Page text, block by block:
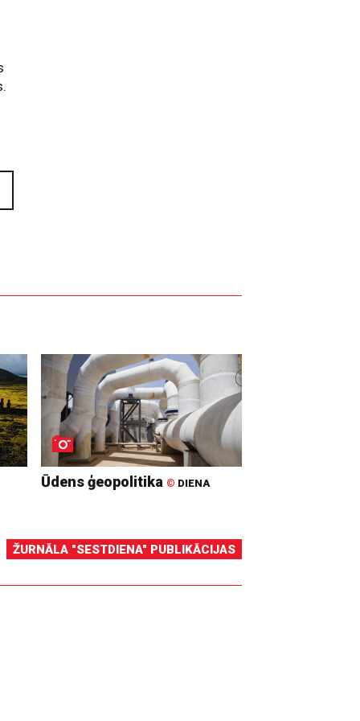
Ūdens ģeopolitika © DIENA
ŽURNĀLA "SESTDIENA" PUBLIKĀCIJAS